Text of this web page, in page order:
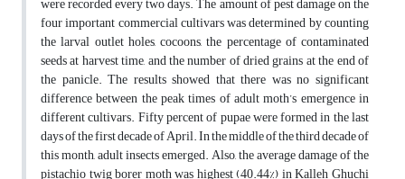
four important commercial cultivars was determined by counting
the larval outlet holes, cocoons, the percentage of contaminated
seeds at harvest time, and the number of dried grains at the end of
the panicle. The results showed that there was no significant
difference between the peak times of adult moth’s emergence in
different cultivars. Fifty percent of pupae were formed in the last
days of the first decade of April. In the middle of the third decade of
this month, adult insects emerged. Also, the average damage of the